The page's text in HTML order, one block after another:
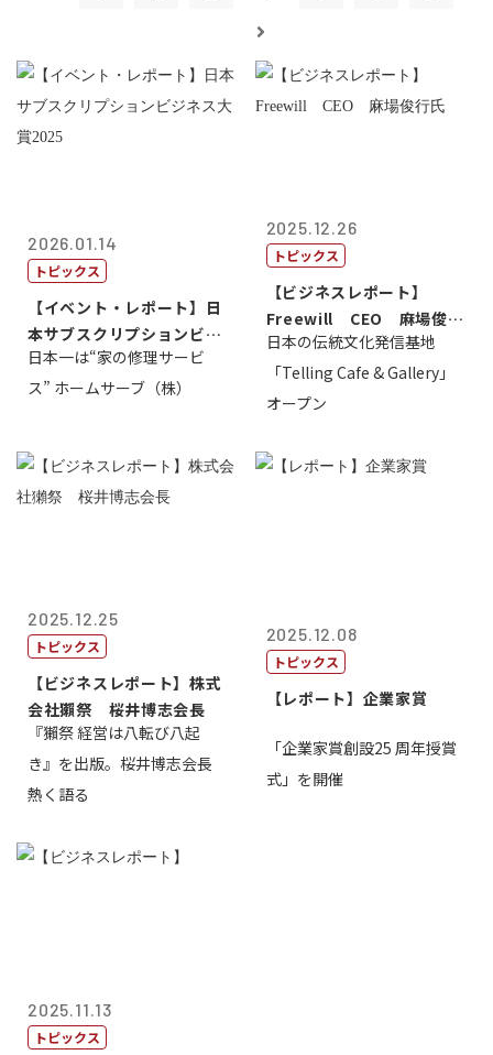
2026.01.14
トピックス
【イベント・レポート】日
本サブスクリプションビジ
ネス大賞20...
日本一は“家の修理サービ
ス” ホームサーブ（株）
2025.12.26
トピックス
【ビジネスレポート】
Freewill CEO 麻場俊行
氏
日本の伝統文化発信基地
「Telling Cafe & Gallery」
オープン
2025.12.25
トピックス
【ビジネスレポート】株式
会社獺祭 桜井博志会長
『獺祭 経営は八転び八起
き』を出版。桜井博志会長
熱く語る
2025.12.08
トピックス
【レポート】企業家賞
「企業家賞創設25 周年授賞
式」を開催
2025.11.13
トピックス